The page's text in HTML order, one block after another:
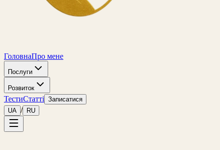
ГоловнаПро мене
Послуги
Розвиток
ТестиСтатті Записатися
UA / RU